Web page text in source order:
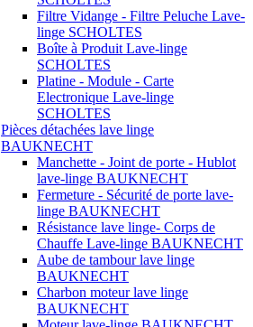
Filtre Vidange - Filtre Peluche Lave-
linge SCHOLTES
Boîte à Produit Lave-linge
SCHOLTES
Platine - Module - Carte
Electronique Lave-linge
SCHOLTES
Pièces détachées lave linge
BAUKNECHT
Manchette - Joint de porte - Hublot
lave-linge BAUKNECHT
Fermeture - Sécurité de porte lave-
linge BAUKNECHT
Résistance lave linge- Corps de
Chauffe Lave-linge BAUKNECHT
Aube de tambour lave linge
BAUKNECHT
Charbon moteur lave linge
BAUKNECHT